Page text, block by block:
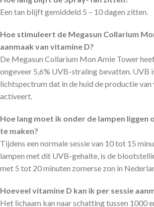
Een tan blijft gemiddeld 5 – 10 dagen zitten.
Hoe stimuleert de Megasun Collarium
aanmaak van vitamine D?
De Megasun Collarium Mon Amie Tower
ongeveer 5,6% UVB-straling bevatten. UVB
lichtspectrum dat in de huid de productie van
activeert.
Hoe lang moet ik onder de lampen liggen
te maken?
Tijdens een normale sessie van 10 tot 15
lampen met dit UVB-gehalte, is de
met 5 tot 20 minuten zomerse zon in
Hoeveel vitamine D kan ik per sessie
Het lichaam kan naar schatting tussen 1000